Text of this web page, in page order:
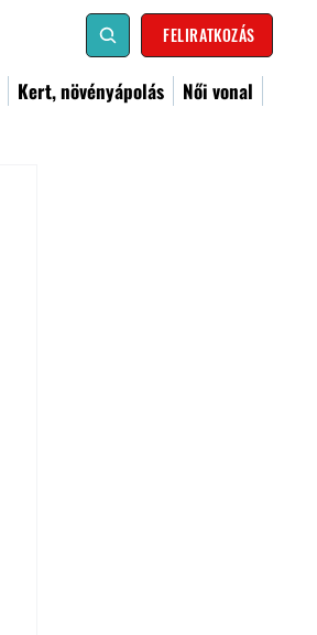
FELIRATKOZÁS
Kert, növényápolás
Női vonal